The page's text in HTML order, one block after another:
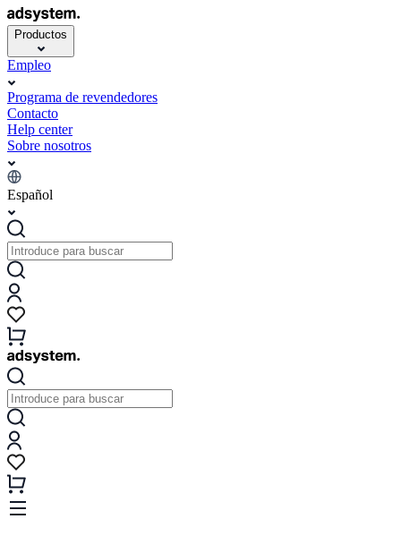
Productos
Empleo
Programa de revendedores
Contacto
Help center
Sobre nosotros
Español